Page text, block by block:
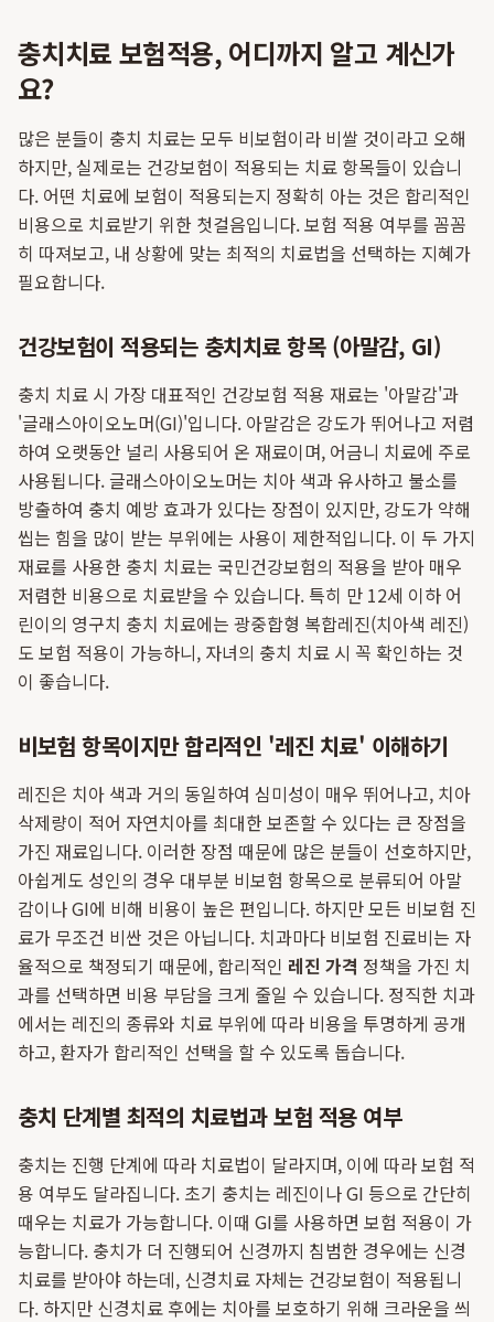
충치치료 보험적용, 어디까지 알고 계신가
요?
많은 분들이 충치 치료는 모두 비보험이라 비쌀 것이라고 오해
하지만, 실제로는 건강보험이 적용되는 치료 항목들이 있습니
다. 어떤 치료에 보험이 적용되는지 정확히 아는 것은 합리적인
비용으로 치료받기 위한 첫걸음입니다. 보험 적용 여부를 꼼꼼
히 따져보고, 내 상황에 맞는 최적의 치료법을 선택하는 지혜가
필요합니다.
건강보험이 적용되는 충치치료 항목 (아말감, GI)
충치 치료 시 가장 대표적인 건강보험 적용 재료는 '아말감'과
'글래스아이오노머(GI)'입니다. 아말감은 강도가 뛰어나고 저렴
하여 오랫동안 널리 사용되어 온 재료이며, 어금니 치료에 주로
사용됩니다. 글래스아이오노머는 치아 색과 유사하고 불소를
방출하여 충치 예방 효과가 있다는 장점이 있지만, 강도가 약해
씹는 힘을 많이 받는 부위에는 사용이 제한적입니다. 이 두 가지
재료를 사용한 충치 치료는 국민건강보험의 적용을 받아 매우
저렴한 비용으로 치료받을 수 있습니다. 특히 만 12세 이하 어
린이의 영구치 충치 치료에는 광중합형 복합레진(치아색 레진)
도 보험 적용이 가능하니, 자녀의 충치 치료 시 꼭 확인하는 것
이 좋습니다.
비보험 항목이지만 합리적인 '레진 치료' 이해하기
레진은 치아 색과 거의 동일하여 심미성이 매우 뛰어나고, 치아
삭제량이 적어 자연치아를 최대한 보존할 수 있다는 큰 장점을
가진 재료입니다. 이러한 장점 때문에 많은 분들이 선호하지만,
아쉽게도 성인의 경우 대부분 비보험 항목으로 분류되어 아말
감이나 GI에 비해 비용이 높은 편입니다. 하지만 모든 비보험 진
료가 무조건 비싼 것은 아닙니다. 치과마다 비보험 진료비는 자
율적으로 책정되기 때문에, 합리적인 레진 가격 정책을 가진 치
과를 선택하면 비용 부담을 크게 줄일 수 있습니다. 정직한 치과
에서는 레진의 종류와 치료 부위에 따라 비용을 투명하게 공개
하고, 환자가 합리적인 선택을 할 수 있도록 돕습니다.
충치 단계별 최적의 치료법과 보험 적용 여부
충치는 진행 단계에 따라 치료법이 달라지며, 이에 따라 보험 적
용 여부도 달라집니다. 초기 충치는 레진이나 GI 등으로 간단히
때우는 치료가 가능합니다. 이때 GI를 사용하면 보험 적용이 가
능합니다. 충치가 더 진행되어 신경까지 침범한 경우에는 신경
치료를 받아야 하는데, 신경치료 자체는 건강보험이 적용됩니
다. 하지만 신경치료 후에는 치아를 보호하기 위해 크라운을 씌